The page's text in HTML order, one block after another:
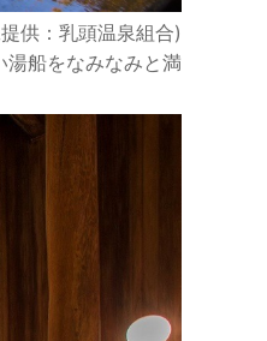
供：乳頭温泉組合)
船をなみなみと満